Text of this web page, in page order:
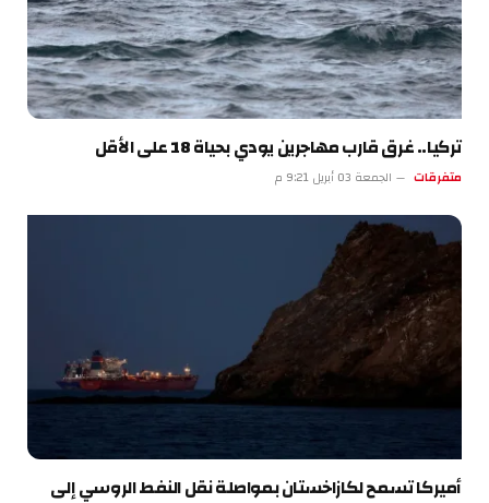
تركيا.. غرق قارب مهاجرين يودي بحياة 18 على الأقل
متفرقات الجمعة 03 أبريل 9:21 م
أميركا تسمح لكازاخستان بمواصلة نقل النفط الروسي إلى